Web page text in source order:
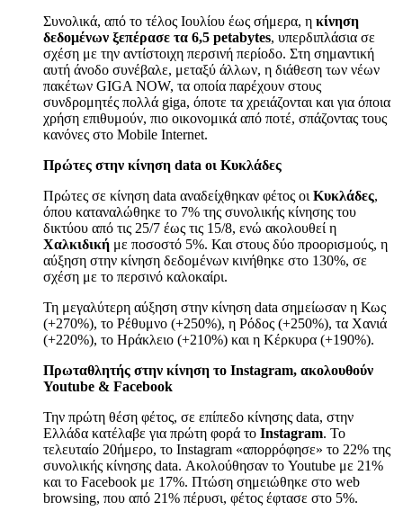
Συνολικά, από το τέλος Ιουλίου έως σήμερα, η κίνηση
δεδομένων ξεπέρασε τα 6,5 petabytes, υπερδιπλάσια σε
σχέση με την αντίστοιχη περσινή περίοδο. Στη σημαντική
αυτή άνοδο συνέβαλε, μεταξύ άλλων, η διάθεση των νέων
πακέτων GIGA NOW, τα οποία παρέχουν στους
συνδρομητές πολλά giga, όποτε τα χρειάζονται και για όποια
χρήση επιθυμούν, πιο οικονομικά από ποτέ, σπάζοντας τους
κανόνες στο Mobile Internet.
Πρώτες στην κίνηση data οι Κυκλάδες
Πρώτες σε κίνηση data αναδείχθηκαν φέτος οι Κυκλάδες,
όπου καταναλώθηκε το 7% της συνολικής κίνησης του
δικτύου από τις 25/7 έως τις 15/8, ενώ ακολουθεί η
Χαλκιδική με ποσοστό 5%. Και στους δύο προορισμούς, η
αύξηση στην κίνηση δεδομένων κινήθηκε στο 130%, σε
σχέση με το περσινό καλοκαίρι.
Τη μεγαλύτερη αύξηση στην κίνηση data σημείωσαν η Κως
(+270%), το Ρέθυμνο (+250%), η Ρόδος (+250%), τα Χανιά
(+220%), το Ηράκλειο (+210%) και η Κέρκυρα (+190%).
Πρωταθλητής στην κίνηση το Instagram, ακολουθούν
Youtube & Facebook
Την πρώτη θέση φέτος, σε επίπεδο κίνησης data, στην
Ελλάδα κατέλαβε για πρώτη φορά το Instagram. Το
τελευταίο 20ήμερο, το Instagram «απορρόφησε» το 22% της
συνολικής κίνησης data. Ακολούθησαν το Youtube με 21%
και το Facebook με 17%. Πτώση σημειώθηκε στο web
browsing, που από 21% πέρυσι, φέτος έφτασε στο 5%.